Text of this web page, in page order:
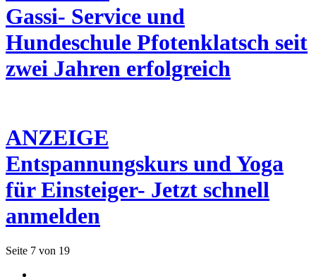
Gassi- Service und
Hundeschule Pfotenklatsch seit
zwei Jahren erfolgreich
ANZEIGE
Entspannungskurs und Yoga
für Einsteiger- Jetzt schnell
anmelden
Seite 7 von 19